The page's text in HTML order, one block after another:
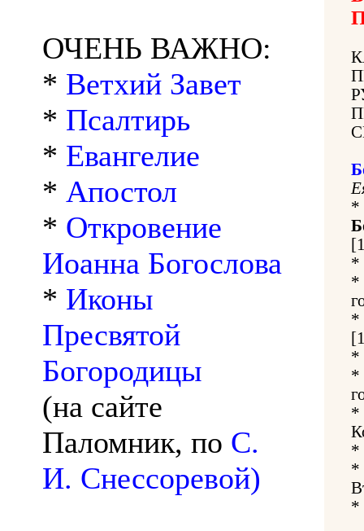
ОЧЕНЬ ВАЖНО:
* Ветхий Завет
* Псалтирь
* Евангелие
* Апостол
* Откровение
Иоанна Богослова
* Иконы
Пресвятой
Богородицы
(на сайте
Паломник, по С.
И. Снессоревой)
*
*
*
*
*
*
*
*
*
*